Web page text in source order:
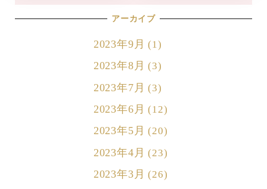
アーカイブ
2023年9月 (1)
2023年8月 (3)
2023年7月 (3)
2023年6月 (12)
2023年5月 (20)
2023年4月 (23)
2023年3月 (26)